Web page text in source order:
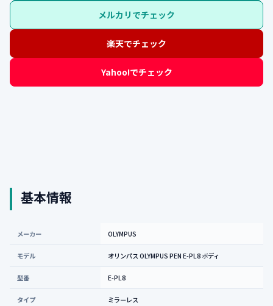
メルカリでチェック
楽天でチェック
Yahoo!でチェック
基本情報
メーカー OLYMPUS
モデル オリンパス OLYMPUS PEN E-PL8 ボディ
型番 E-PL8
タイプ ミラーレス